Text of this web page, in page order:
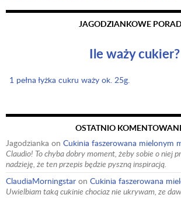
JAGODZIANKOWE
Ile waży cukier?
1 pełna łyżka cukru waży ok. 25g.
OSTATNIO
Jagodzianka on Cukinia faszerowana mielonym
Claudio! To chyba dobry moment, żeby sobie o niej
nadzieję, że ten przepis będzie pyszną inspiracją.
ClaudiaMorningstar on Cukinia faszerowana
Uwielbiam taką cukinie chociaz nie ukrywam, ze